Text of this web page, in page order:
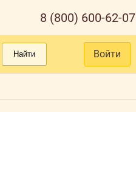
8 (800) 600-62-07
Найти Войти